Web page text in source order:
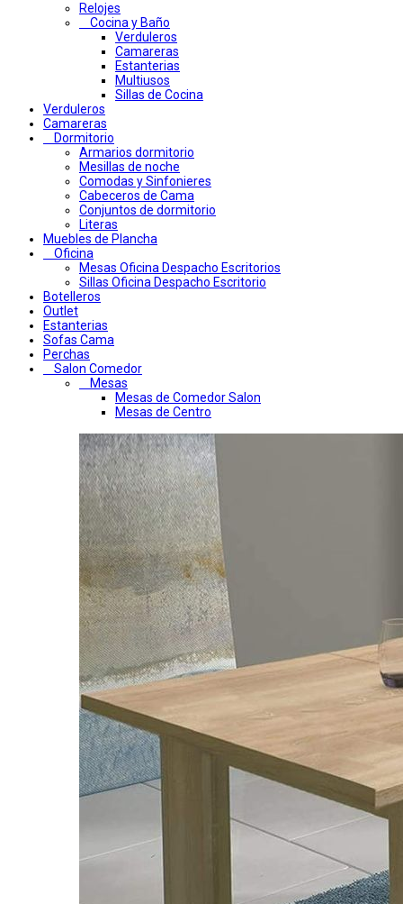
Relojes
Cocina y Baño
Verduleros
Camareras
Estanterias
Multiusos
Sillas de Cocina
Verduleros
Camareras
Dormitorio
Armarios dormitorio
Mesillas de noche
Comodas y Sinfonieres
Cabeceros de Cama
Conjuntos de dormitorio
Literas
Muebles de Plancha
Oficina
Mesas Oficina Despacho Escritorios
Sillas Oficina Despacho Escritorio
Botelleros
Outlet
Estanterias
Sofas Cama
Perchas
Salon Comedor
Mesas
Mesas de Comedor Salon
Mesas de Centro